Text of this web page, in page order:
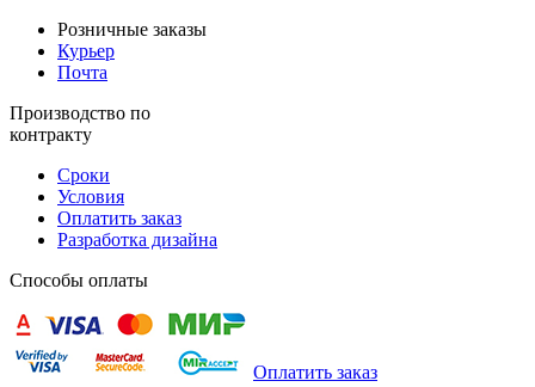
Розничные заказы
Курьер
Почта
Производство по
контракту
Сроки
Условия
Оплатить заказ
Разработка дизайна
Способы оплаты
Оплатить заказ